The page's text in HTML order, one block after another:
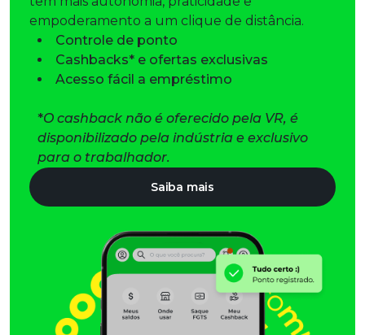
empoderamento a um clique de distância.
Controle de ponto
Cashbacks* e ofertas exclusivas
Acesso fácil a empréstimo
*O cashback não é oferecido pela VR, é
disponibilizado pela indústria e exclusivo
para o trabalhador. ​
​Saiba mais